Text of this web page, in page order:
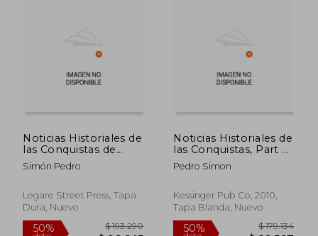
Noticias Historiales de
las Conquistas de
Tierra Firme en las
Indias Occidentales,
Simón Pedro
Legare Street Press, Tapa
Dura, Nuevo
Noticias Historiales de
las Conquistas, Part 2:
De Tierra Firme en las
Indias Occidentales
Pedro Simon
Kessinger Pub Co, 2010,
Tapa Blanda, Nuevo